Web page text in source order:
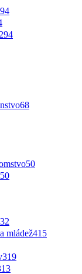
68
50
50
mládež415
319